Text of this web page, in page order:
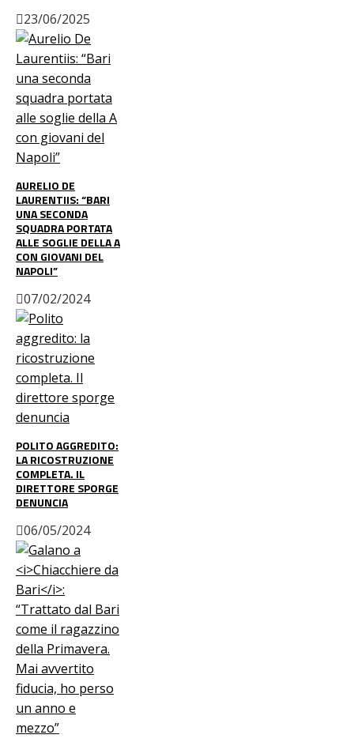
23/06/2025
AURELIO DE
LAURENTIIS: “BARI
UNA SECONDA
SQUADRA PORTATA
ALLE SOGLIE DELLA A
CON GIOVANI DEL
NAPOLI”
07/02/2024
POLITO AGGREDITO:
LA RICOSTRUZIONE
COMPLETA. IL
DIRETTORE SPORGE
DENUNCIA
06/05/2024